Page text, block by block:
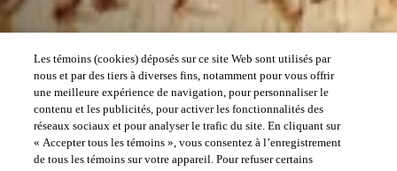
Les témoins (cookies) déposés sur ce site Web sont utilisés par
nous et par des tiers à diverses fins, notamment pour vous offrir
une meilleure expérience de navigation, pour personnaliser le
contenu et les publicités, pour activer les fonctionnalités des
réseaux sociaux et pour analyser le trafic du site. En cliquant sur
« Accepter tous les témoins », vous consentez à l’enregistrement
de tous les témoins sur votre appareil. Pour refuser certains